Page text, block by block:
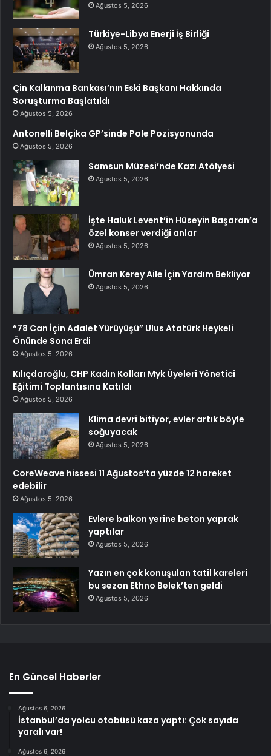
Ağustos 5, 2026
Türkiye-Libya Enerji İş Birliği
Ağustos 5, 2026
Çin Kalkınma Bankası’nın Eski Başkanı Hakkında
Soruşturma Başlatıldı
Ağustos 5, 2026
Antonelli Belçika GP’sinde Pole Pozisyonunda
Ağustos 5, 2026
Samsun Müzesi’nde Kazı Atölyesi
Ağustos 5, 2026
İşte Haluk Levent’in Hüseyin Başaran’a
özel konser verdiği anlar
Ağustos 5, 2026
Ümran Kerey Aile İçin Yardım Bekliyor
Ağustos 5, 2026
“78 Can İçin Adalet Yürüyüşü” Ulus Atatürk Heykeli
Önünde Sona Erdi
Ağustos 5, 2026
Kılıçdaroğlu, CHP Kadın Kolları Myk Üyeleri Yönetici
Eğitimi Toplantısına Katıldı
Ağustos 5, 2026
Klima devri bitiyor, evler artık böyle
soğuyacak
Ağustos 5, 2026
CoreWeave hissesi 11 Ağustos’ta yüzde 12 hareket
edebilir
Ağustos 5, 2026
Evlere balkon yerine beton yaprak
yaptılar
Ağustos 5, 2026
Yazın en çok konuşulan tatil kareleri
bu sezon Ethno Belek’ten geldi
Ağustos 5, 2026
En Güncel Haberler
Ağustos 6, 2026
İstanbul’da yolcu otobüsü kaza yaptı: Çok sayıda
yaralı var!
Ağustos 6, 2026